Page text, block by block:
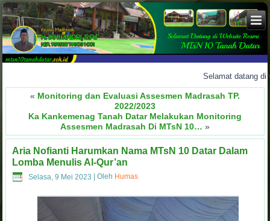
Selamat datang di
« Monitoring dan Evaluasi Assesmen Madrasah TP.
2022/2023
Ka Kankemenag Tanah Datar Melakukan Monitoring
Assesmen Madrasah Di MTsN 10… »
Aria Nofianti Harumkan Nama MTsN 10 Datar Dalam
Lomba Menulis Al-Qur’an
Selasa, 9 Mei 2023 |Oleh Humas